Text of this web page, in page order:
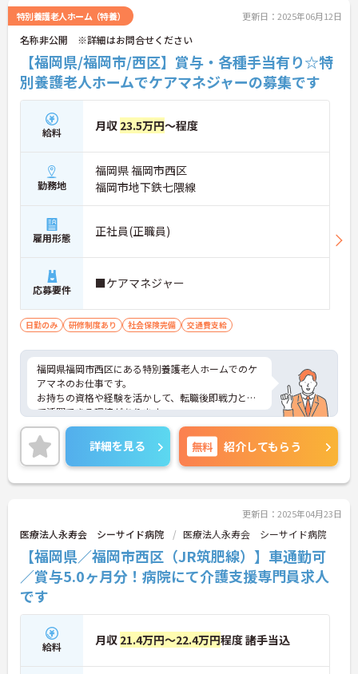
特別養護老人ホーム（特養） 更新日：2025年06月12日
名称非公開 ※詳細はお問合せください
【福岡県/福岡市/西区】賞与・各種手当有り☆特
別養護老人ホームでケアマネジャーの募集です
給料 月収 23.5万円～程度
勤務地
福岡県 福岡市西区
福岡市地下鉄七隈線
雇用形態 正社員(正職員)
応募要件 ■ケアマネジャー
日勤のみ 研修制度あり 社会保険完備 交通費支給
福岡県福岡市西区にある特別養護老人ホームでのケ
アマネのお仕事です。
お持ちの資格や経験を活かして、転職後即戦力とし
て活躍できる環境があります。
万全のサポート体制が整っているので、安心してス
タートできます！
ご利用者様にもリラックスしていただける、スタッ
フにとって働きやすい職場です☆
ご興味がある方は是非一度マイナビまでお問合せ下
詳細を見る 無料 紹介してもらう
更新日：2025年04月23日
医療法人永寿会 シーサイド病院 医療法人永寿会 シーサイド病院
【福岡県／福岡市西区（JR筑肥線）】車通勤可
／賞与5.0ヶ月分！病院にて介護支援専門員求人
です
給料 月収 21.4万円～22.4万円程度 諸手当込